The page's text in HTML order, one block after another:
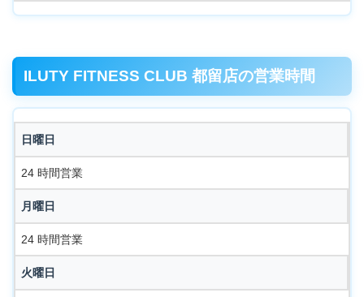
ILUTY FITNESS CLUB 都留店の営業時間
日曜日
24 時間営業
月曜日
24 時間営業
火曜日